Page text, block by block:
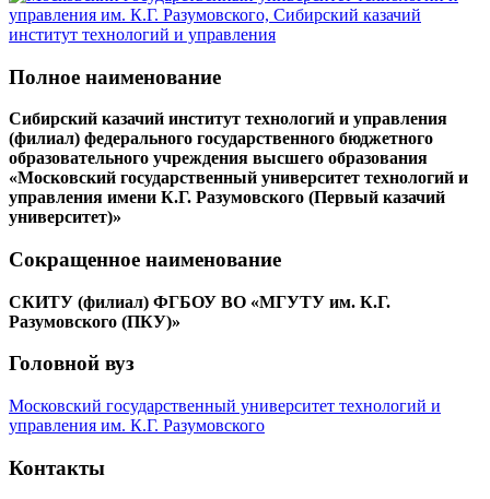
Полное наименование
Сибирский казачий институт технологий и управления
(филиал) федерального государственного бюджетного
образовательного учреждения высшего образования
«Московский государственный университет технологий и
управления имени К.Г. Разумовского (Первый казачий
университет)»
Сокращенное наименование
СКИТУ (филиал) ФГБОУ ВО «МГУТУ им. К.Г.
Разумовского (ПКУ)»
Головной вуз
Московский государственный университет технологий и
управления им. К.Г. Разумовского
Контакты